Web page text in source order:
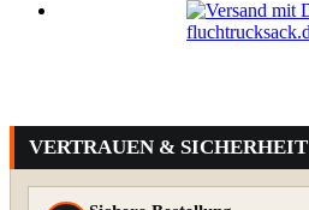
VERTRAUEN & SICHERHEIT